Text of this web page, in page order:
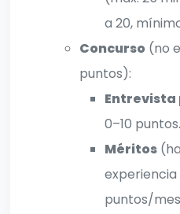
a 20,
Concurso (no
puntos):
0–10 puntos.
Méritos
experiencia
puntos/